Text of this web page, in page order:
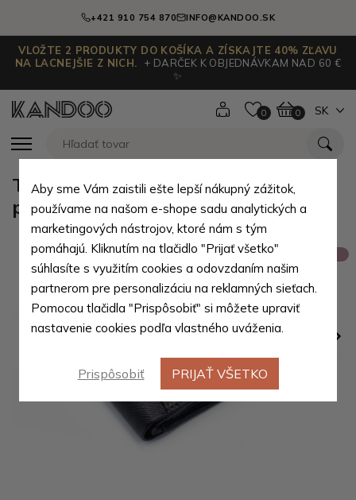
+421 910 754 870 INFO@KANDOO.SK
VLOŽTE 2 PRODUKTY DO KOŠÍKA A ZÍSKAJTE 40% ZĽAVU
NA LACNEJŠIE Z NICH.
+ DARČEK K OBJEDNÁVKAM NAD 60 €
✨
0 0 SK
Tmavě modrá kožená pánská
peněženka Thibault
Aby sme Vám zaistili ešte lepší nákupný zážitok,
používame na našom e-shope sadu analytických a
marketingových nástrojov, ktoré nám s tým
pomáhajú. Kliknutím na tlačidlo "Prijať všetko"
súhlasíte s využitím cookies a odovzdaním našim
partnerom pre personalizáciu na reklamných sieťach.
Pomocou tlačidla "Prispôsobiť" si môžete upraviť
nastavenie cookies podľa vlastného uváženia.
Prispôsobiť PRIJAŤ VŠETKO